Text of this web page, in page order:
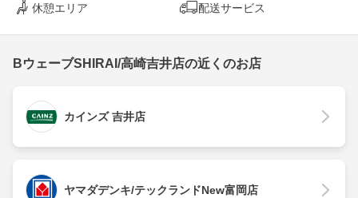
休憩エリア 配送サービス
BウェーブSHIRAI/高崎吉井店の近くのお店
カインズ 吉井店
ヤマダデンキ/テックランドNew富岡店